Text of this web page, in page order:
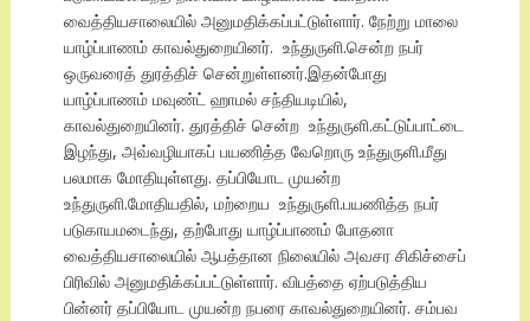
வைத்தியசாலையில் அனுமதிக்கப்பட்டுள்ளார். நேற்று மாலை
யாழ்ப்பாணம் காவல்துறையினர். உந்துருளி.சென்ற நபர்
ஒருவரைத் துரத்திச் சென்றுள்ளனர்.இதன்போது
யாழ்ப்பாணம் மவுண்ட் ஹாமல் சந்தியடியில்,
காவல்துறையினர். துரத்திச் சென்ற உந்துருளி.கட்டுப்பாட்டை
இழந்து, அவ்வழியாகப் பயணித்த வேறொரு உந்துருளி.மீது
பலமாக மோதியுள்ளது. தப்பியோட முயன்ற
உந்துருளி.மோதியதில், மற்றைய உந்துருளி.பயணித்த நபர்
படுகாயமடைந்து, தற்போது யாழ்ப்பாணம் போதனா
வைத்தியசாலையில் ஆபத்தான நிலையில் அவசர சிகிச்சைப்
பிரிவில் அனுமதிக்கப்பட்டுள்ளார். விபத்தை ஏற்படுத்திய
பின்னர் தப்பியோட முயன்ற நபரை காவல்துறையினர். சம்பவ